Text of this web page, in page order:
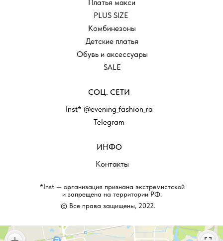
Inst* @evening_fashion_ra
Telegram
СОЦ. СЕТИ
Контакты
ИНФО
*Inst — организация признана экстремистской
и запрещена на территории РФ.
© Все права защищены, 2022.
Платья макси
PLUS SIZE
Детские платья
Обувь и аксессуары
Комбинезоны
SALE